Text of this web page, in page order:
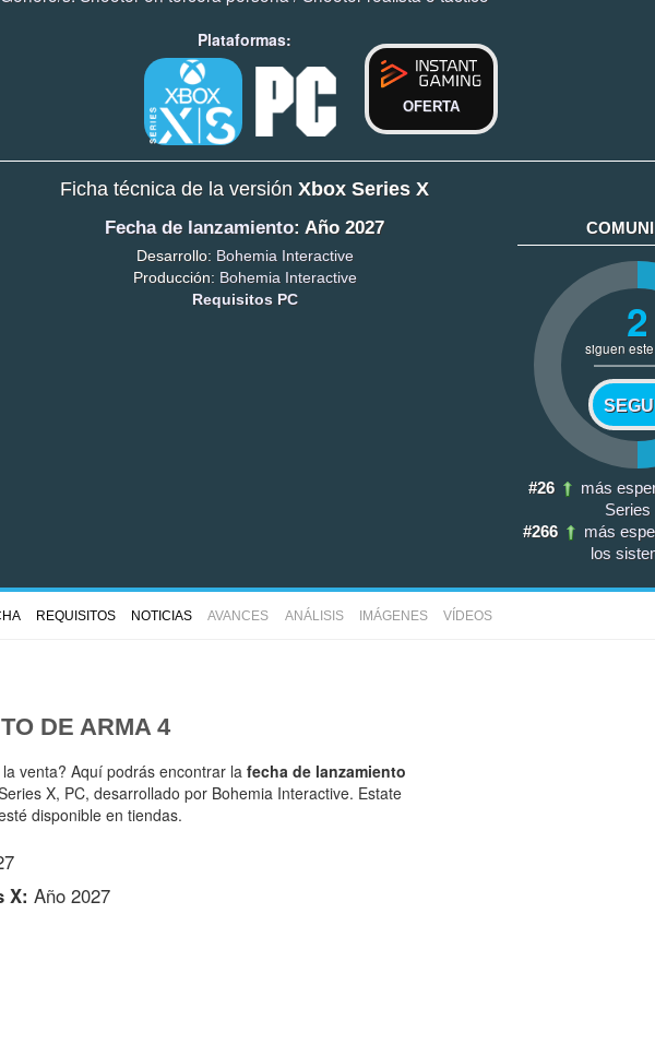
Plataformas:
OFERTA
Ficha técnica de la versión Xbox Series X
Fecha de lanzamiento: Año 2027
Desarrollo: Bohemia Interactive
Producción: Bohemia Interactive
Requisitos PC
2
siguen
#26
más
Series
#266
más
los
REQUISITOS NOTICIAS AVANCES ANÁLISIS IMÁGENES VÍDEOS
DE ARMA 4
venta? Aquí podrás encontrar la fecha de lanzamiento
X, PC, desarrollado por Bohemia Interactive. Estate
disponible en tiendas.
X: Año 2027